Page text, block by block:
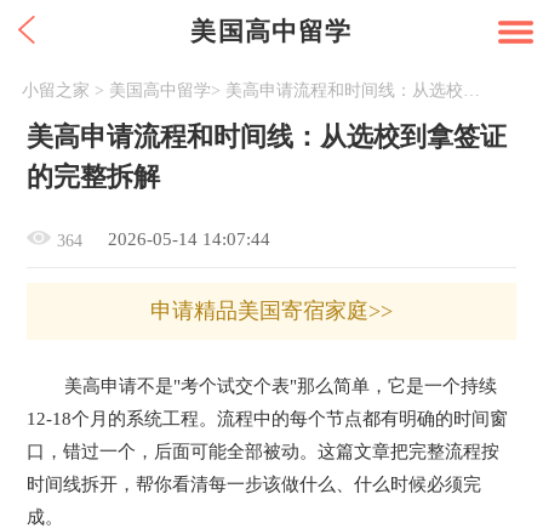
美国高中留学
小留之家 > 美国高中留学>
美高申请流程和时间线：从选校到拿签证
的完整拆解
364 2026-05-14 14:07:44
申请精品美国寄宿家庭>>
美高申请不是"考个试交个表"那么简单，它是一个持续
12-18个月的系统工程。流程中的每个节点都有明确的时间窗
口，错过一个，后面可能全部被动。这篇文章把完整流程按
时间线拆开，帮你看清每一步该做什么、什么时候必须完
成。